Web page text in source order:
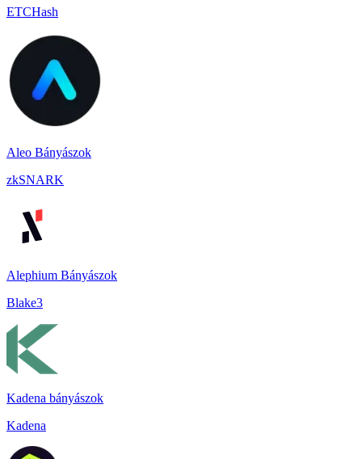
ETCHash
Aleo Bányászok
zkSNARK
Alephium Bányászok
Blake3
Kadena bányászok
Kadena